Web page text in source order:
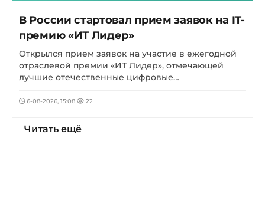
В России стартовал прием заявок на IT-
премию «ИТ Лидер»
Открылся прием заявок на участие в ежегодной
отраслевой премии «ИТ Лидер», отмечающей
лучшие отечественные цифровые…
6-08-2026, 15:08 22
Читать ещё